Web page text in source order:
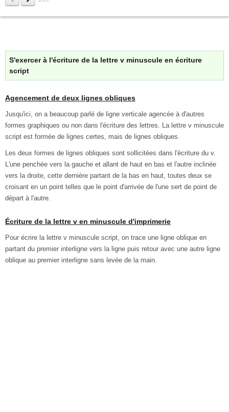
S'exercer à l'écriture de la lettre v minuscule en écriture
script
Agencement de deux lignes obliques
Jusqu'ici, on a beaucoup parlé de ligne verticale agencée à d'autres
formes graphiques ou non dans l'écriture des lettres. La lettre v minuscule
script est formée de lignes certes, mais de lignes obliques.
Les deux formes de lignes obliques sont sollicitées dans l'écriture du v.
L'une penchée vers la gauche et allant de haut en bas et l'autre inclinée
vers la droite, cette dernière partant de la bas en haut, toutes deux se
croisant en un point telles que le point d'arrivée de l'une sert de point de
départ à l'autre.
Écriture de la lettre v en minuscule d'imprimerie
Pour écrire la lettre v minuscule script, on trace une ligne oblique en
partant du premier interligne vers la ligne puis retour avec une autre ligne
oblique au premier interligne sans levée de la main.